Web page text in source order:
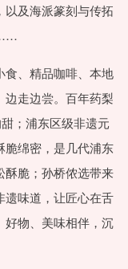
及海派篆刻与传拓
食、精品咖啡、本地
走边尝。百年药梨
；浦东区级非遗元
脆绵密，是几代浦东
酥脆；孙桥侬选带来
味道，让匠心在舌
好物、美味相伴，沉